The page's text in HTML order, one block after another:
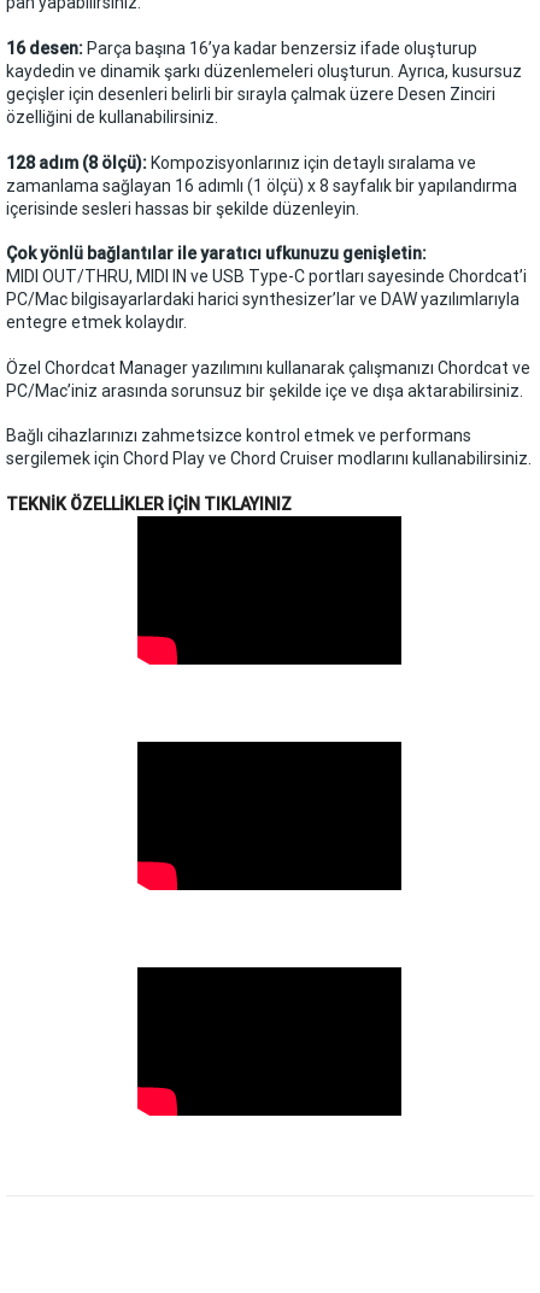
16 desen:Parça başına 16’ya kadar benzersiz ifade oluşturup
kaydedin ve dinamik şarkı düzenlemeleri oluşturun. Ayrıca, kusursuz
geçişler için desenleri belirli bir sırayla çalmak üzere Desen Zinciri
özelliğini de kullanabilirsiniz.
128 adım (8 ölçü):Kompozisyonlarınız için detaylı sıralama ve
zamanlama sağlayan 16 adımlı (1 ölçü) x 8 sayfalık bir yapılandırma
içerisinde sesleri hassas bir şekilde düzenleyin.
Çok yönlü bağlantılar ile yaratıcı ufkunuzu genişletin:
MIDI OUT/THRU, MIDI IN ve USB Type-C portları sayesinde Chordcat’i
PC/Mac bilgisayarlardaki harici synthesizer’lar ve DAW yazılımlarıyla
entegre etmek kolaydır.
Özel Chordcat Manager yazılımını kullanarak çalışmanızı Chordcat ve
PC/Mac’iniz arasında sorunsuz bir şekilde içe ve dışa aktarabilirsiniz.
Bağlı cihazlarınızı zahmetsizce kontrol etmek ve performans
sergilemek için Chord Play ve Chord Cruiser modlarını kullanabilirsiniz.
TEKNİK ÖZELLİKLER İÇİN TIKLAYINIZ